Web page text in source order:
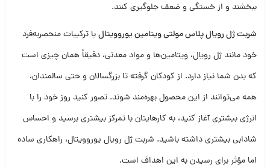
ببخشند و از خستگی و ضعف جلوگیری کنند.
شربت ژل رویال پلاس مولتی ویتامین یوروویتالبا ترکیبات منحصربه‌فرد
خود مانند ژل رویال، ویتامین‌ها و مواد معدنی، دقیقاً همان چیزی است
که بدن شما نیاز دارد. از کودکان گرفته تا بزرگسالان و حتی سالمندان،
همه می‌توانند از این محصول بهره‌مند شوند. تصور کنید روز خود را با
انرژی بیشتری آغاز کنید، به کارهایتان با تمرکز بیشتری برسید و احساس
شادابی بیشتری داشته باشید. شربت ژل رویال یوروویتال، راهکاری ساده
اما مؤثر برای رسیدن به این اهداف است.